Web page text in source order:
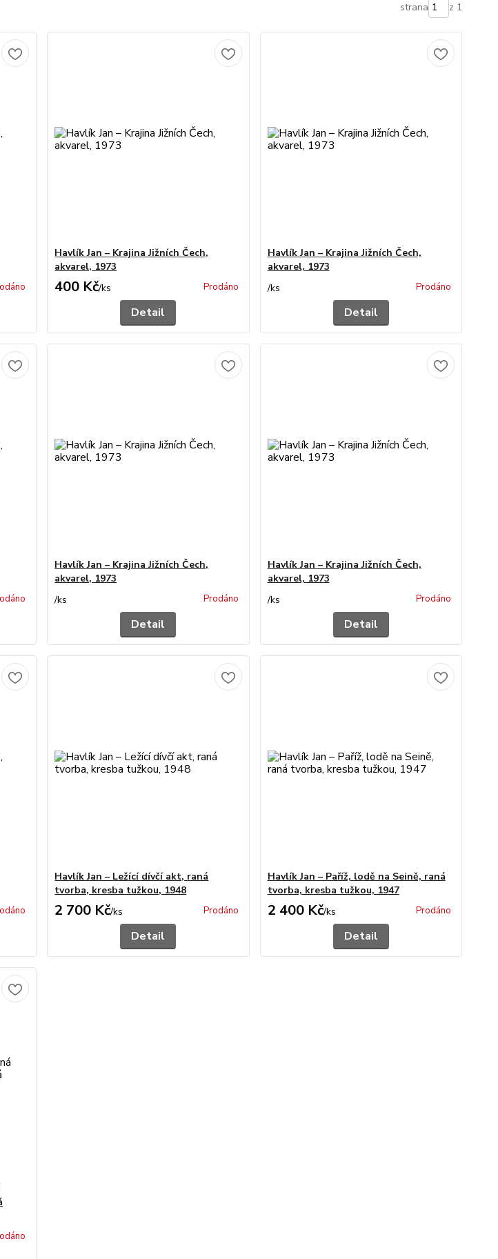
strana z 1
Havlík Jan – Krajina Jižních Čech,
akvarel, 1973
400 Kč/ks Prodáno
Detail
Havlík Jan – Krajina Jižních Čech,
akvarel, 1973
/ks Prodáno
Detail
Havlík Jan – Krajina Jižních Čech,
akvarel, 1973
/ks Prodáno
Detail
Havlík Jan – Krajina Jižních Čech,
akvarel, 1973
/ks Prodáno
Detail
Havlík Jan – Ležící dívčí akt, raná
tvorba, kresba tužkou, 1948
2 700 Kč/ks Prodáno
Detail
Havlík Jan – Paříž, lodě na Seině, raná
tvorba, kresba tužkou, 1947
2 400 Kč/ks Prodáno
Detail